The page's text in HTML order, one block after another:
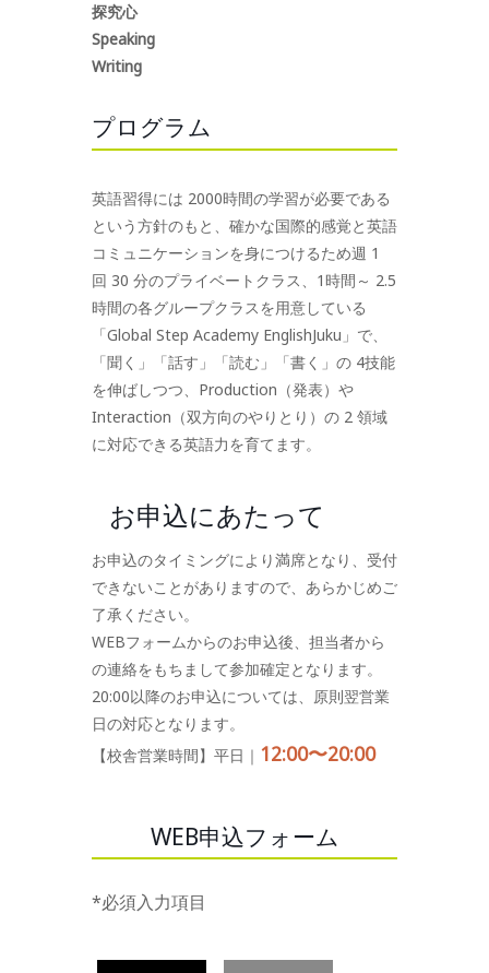
探究心
Speaking
Writing
プログラム
英語習得には 2000時間の学習が必要である
という方針のもと、確かな国際的感覚と英語
コミュニケーションを身につけるため週 1
回 30 分のプライベートクラス、1時間～ 2.5
時間の各グループクラスを用意している
「Global Step Academy EnglishJuku」で、
「聞く」「話す」「読む」「書く」の 4技能
を伸ばしつつ、Production（発表）や
Interaction（双方向のやりとり）の 2 領域
に対応できる英語力を育てます。
お申込にあたって
お申込のタイミングにより満席となり、受付
できないことがありますので、あらかじめご
了承ください。
WEBフォームからのお申込後、担当者から
の連絡をもちまして参加確定となります。
20:00以降のお申込については、原則翌営業
日の対応となります。
【校舎営業時間】平日｜ 12:00〜20:00
WEB申込フォーム
*必須入力項目